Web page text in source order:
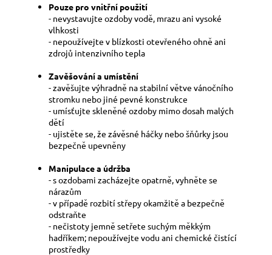
Pouze pro vnitřní použití
- nevystavujte ozdoby vodě, mrazu ani vysoké
vlhkosti
- nepoužívejte v blízkosti otevřeného ohně ani
zdrojů intenzivního tepla
Zavěšování a umístění
- zavěšujte výhradně na stabilní větve vánočního
stromku nebo jiné pevné konstrukce
- umísťujte skleněné ozdoby mimo dosah malých
dětí
- ujistěte se, že závěsné háčky nebo šňůrky jsou
bezpečně upevněny
Manipulace a údržba
- s ozdobami zacházejte opatrně, vyhněte se
nárazům
- v případě rozbití střepy okamžitě a bezpečně
odstraňte
- nečistoty jemně setřete suchým měkkým
hadříkem; nepoužívejte vodu ani chemické čistící
prostředky